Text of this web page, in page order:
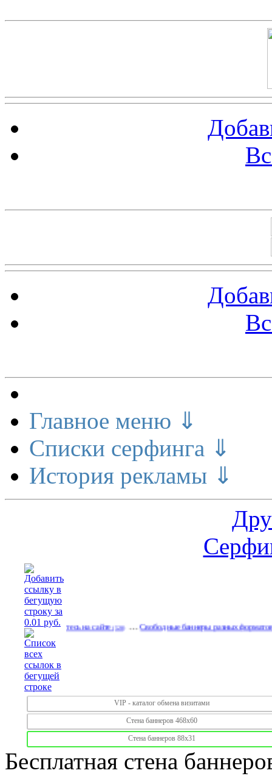
Главное меню ⇓
Списки серфинга ⇓
История рекламы ⇓
на сайте(528)…Свободные баннеры разных форматов(531)…
VIP - каталог обмена визитами
Стена баннеров 468х60
Стена баннеров 88х31
Бесплатная стена